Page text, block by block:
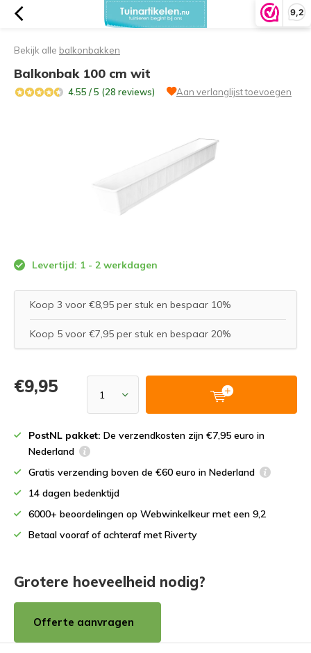
9,2
Bekijk alle balkonbakken
Balkonbak 100 cm wit
4.55 / 5 (28 reviews) Aan verlanglijst toevoegen
Levertijd: 1 - 2 werkdagen
Koop 3 voor €8,95 per stuk en bespaar 10%
Koop 5 voor €7,95 per stuk en bespaar 20%
€9,95
PostNL pakket: De verzendkosten zijn €7,95 euro in
Nederland
Gratis verzending boven de €60 euro in Nederland
14 dagen bedenktijd
6000+ beoordelingen op Webwinkelkeur met een 9,2
Betaal vooraf of achteraf met Riverty
Grotere hoeveelheid nodig?
Offerte aanvragen